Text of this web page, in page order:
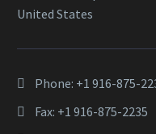
United States
Phone: +1 916-875-
Fax: +1 916-875-2235